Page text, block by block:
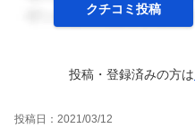
クチコミ投稿
投稿・登録済みの方は
投稿日： 2021/03/12